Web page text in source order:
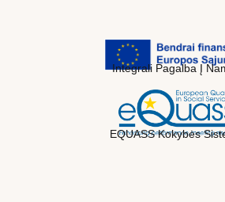
Integrali Pagalba Į
EQUASS Kokybės